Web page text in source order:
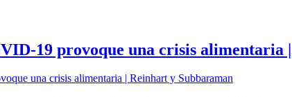
provoque una crisis alimentaria